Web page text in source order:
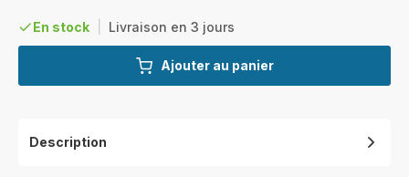
En stock Livraison en 3 jours
Ajouter au panier
Description